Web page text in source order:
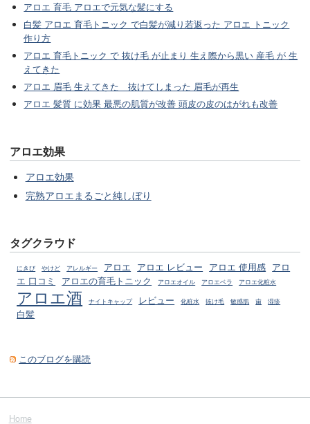
アロエ 育毛 アロエで元気な髪にする
白髪 アロエ 育毛トニック で白髪が減り若返った アロエ トニック
作り方
アロエ 育毛トニック で 抜け毛 が止まり 生え際から黒い 産毛 が 生
えてきた
アロエ 眉毛 生えてきた 抜けてしまった 眉毛が再生
アロエ 髪質 に効果 最悪の肌質が改善 頭皮の皮のはがれも改善
アロエ効果
アロエ効果
完熟アロエまるごと純しぼり
タグクラウド
にきび やけど アレルギー アロエ アロエ レビュー アロエ 使用感 アロ
エ 口コミ
アロエの育毛トニック アロエオイル アロエベラ アロエ化粧水
アロエ酒 ナイトキャップ レビュー 化粧水 抜け毛 敏感肌 歯 湿疹
白髪
このブログを購読
Home